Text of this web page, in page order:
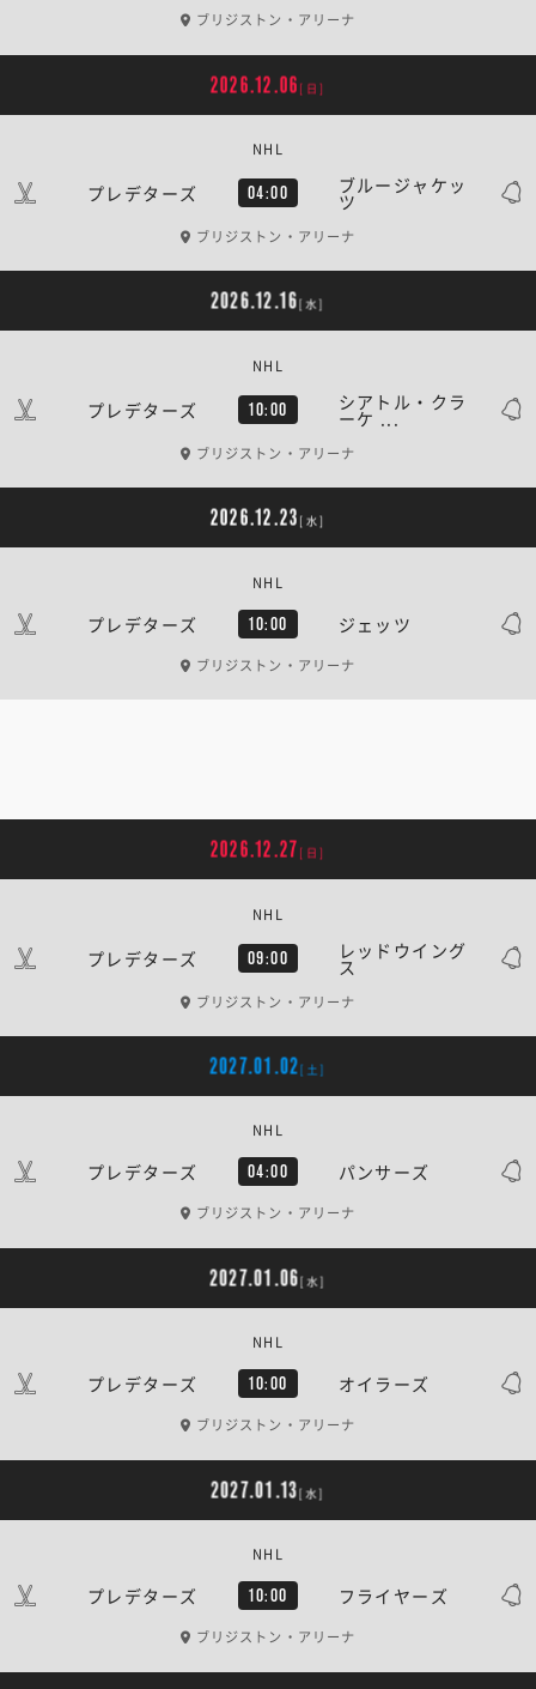
ブリジストン・アリーナ
2026.12.06 [日]
プレデターズ 04:00 ブルージャケッ
ツ
NHL
ブリジストン・アリーナ
2026.12.16[水]
プレデターズ 10:00 シアトル・クラ
ーケ ...
NHL
ブリジストン・アリーナ
2026.12.23 [水]
プレデターズ 10:00 ジェッツ
NHL
ブリジストン・アリーナ
2026.12.27 [日]
プレデターズ 09:00 レッドウイング
ス
NHL
ブリジストン・アリーナ
2027.01.02[土]
プレデターズ 04:00 パンサーズ
NHL
ブリジストン・アリーナ
2027.01.06[水]
プレデターズ 10:00 オイラーズ
NHL
ブリジストン・アリーナ
2027.01.13[水]
プレデターズ 10:00 フライヤーズ
NHL
ブリジストン・アリーナ